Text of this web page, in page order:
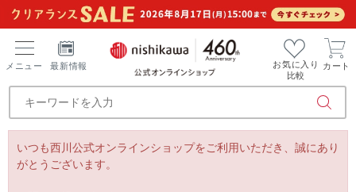
メニュー 最新情報
お気に入り
比較
カート
いつも西川公式オンラインショップをご利用いただき、誠にあり
がとうございます。